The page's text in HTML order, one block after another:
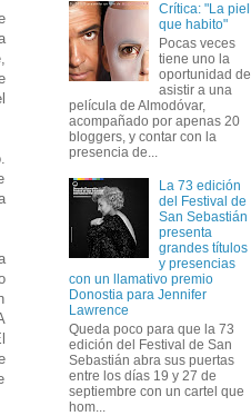
Crítica: "La piel
que habito"
Pocas veces
tiene uno la
oportunidad de
asistir a una
película de Almodóvar,
acompañado por apenas 20
bloggers, y contar con la
presencia de...
La 73 edición
del Festival de
San Sebastián
presenta
grandes títulos
y presencias
con un llamativo premio
Donostia para Jennifer
Lawrence
Queda poco para que la 73
edición del Festival de San
Sebastián abra sus puertas
entre los días 19 y 27 de
septiembre con un cartel que
hom...